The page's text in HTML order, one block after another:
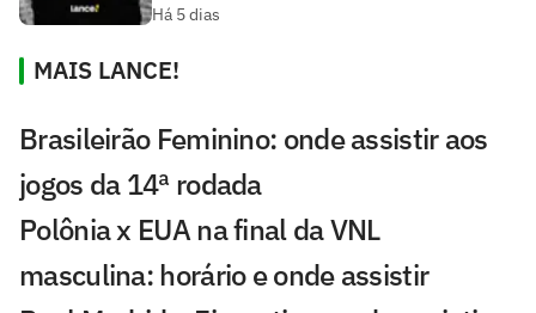
Há 5 dias
MAIS LANCE!
Brasileirão Feminino: onde assistir aos
jogos da 14ª rodada
Polônia x EUA na final da VNL
masculina: horário e onde assistir